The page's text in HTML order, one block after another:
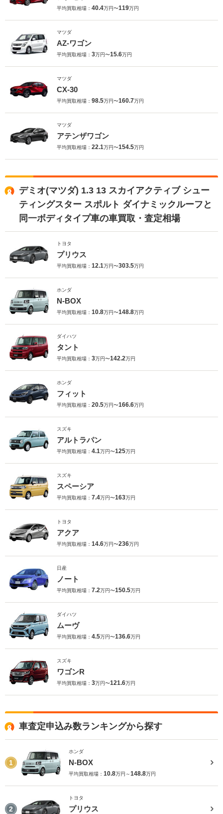
平均買取相場： 40.4万円〜119万円
マツダ
AZ-ワゴン
平均買取相場： 3万円〜15.6万円
マツダ
CX-30
平均買取相場： 98.5万円〜160.7万円
マツダ
アテンザワゴン
平均買取相場： 22.1万円〜154.5万円
デミオ(マツダ) 1.3 13 スカイアクティブ シュー
ティングスター スポルト ダイナミックルーフと
同一ボディタイプ車の車買取・査定相場
トヨタ
プリウス
平均買取相場： 12.1万円〜303.5万円
ホンダ
N-BOX
平均買取相場： 10.8万円〜148.8万円
ダイハツ
タント
平均買取相場： 3万円〜142.2万円
ホンダ
フィット
平均買取相場： 20.5万円〜166.6万円
スズキ
アルトラパン
平均買取相場： 4.1万円〜125万円
スズキ
スペーシア
平均買取相場： 7.4万円〜163万円
トヨタ
アクア
平均買取相場： 14.6万円〜236万円
日産
ノート
平均買取相場： 7.2万円〜150.5万円
ダイハツ
ムーヴ
平均買取相場： 4.5万円〜136.6万円
スズキ
ワゴンR
平均買取相場： 3万円〜121.6万円
車査定申込み数ランキングから探す
1
ホンダ
N-BOX
平均買取相場： 10.8万円～148.8万円
2
トヨタ
プリウス